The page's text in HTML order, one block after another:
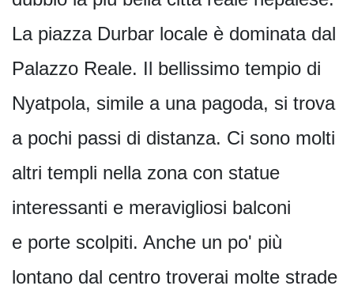
La piazza Durbar locale è dominata dal
Palazzo Reale. Il bellissimo tempio di
Nyatpola, simile a una pagoda, si trova
a pochi passi di distanza. Ci sono molti
altri templi nella zona con statue
interessanti e meravigliosi balconi
e porte scolpiti. Anche un po' più
lontano dal centro troverai molte strade